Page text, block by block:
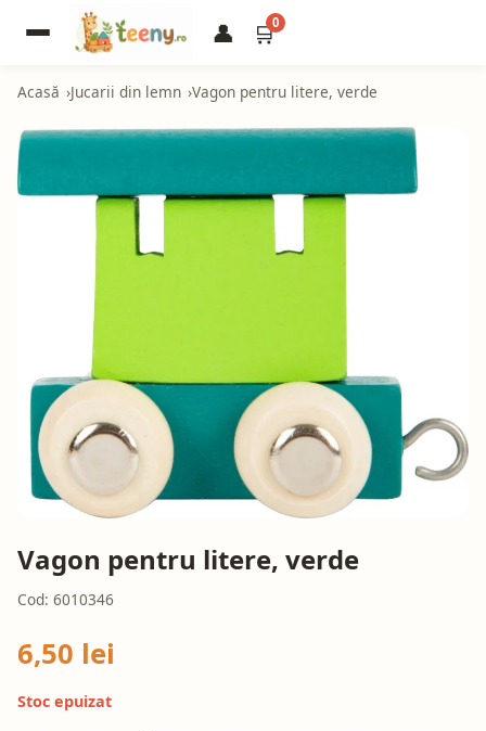
👤 🛒0
Acasă Jucarii din lemn Vagon pentru litere, verde
Vagon pentru litere, verde
Cod: 6010346
6,50 lei
Stoc epuizat